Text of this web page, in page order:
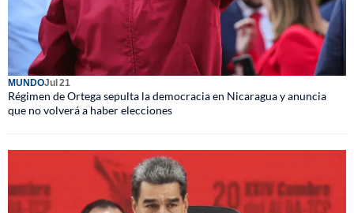
MUNDOJul 21
Régimen de Ortega sepulta la democracia en Nicaragua y anuncia
que no volverá a haber elecciones